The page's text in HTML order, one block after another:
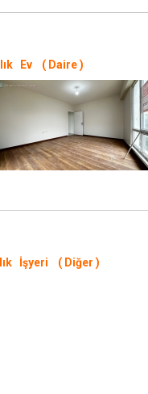
Ev ( Daire )
İşyeri ( Diğer )